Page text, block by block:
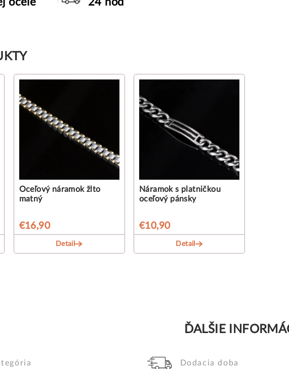
Oceľový náramok žlto
matný
€16,90
Detail
Náramok s platničkou
oceľový pánsky
€10,90
Detail
ĎALŠIE
Dodacia doba